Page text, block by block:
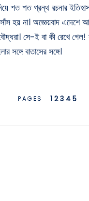
শত শত গ্রন্থ রচনার ইতিহাস।
হয় না। অজ্ঞেয়বাদ
সে-ই বা কী রেখে গেল!
সঙ্গে বাতাসের সঙ্গে।
PAGES 1 2 3 4 5